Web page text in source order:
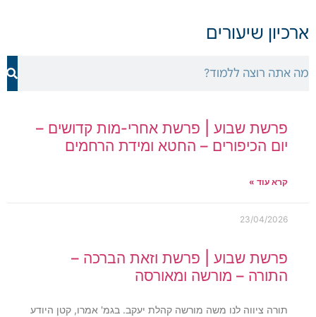
ארכיון שיעורים
פרשת שבוע | פרשת אחרי-מות קדושים –
יום הכיפורים – החטא ומידת הרחמים
קרא עוד »
23/04/2026
פרשת שבוע | פרשת וזאת הברכה –
התורה – מורשה ומאורסה
תורה ציווה לנו משה מורשה קהלת יעקב. בגמ' אמרו, קטן היודע